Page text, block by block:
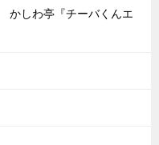
かしわ亭『チーバくんエ